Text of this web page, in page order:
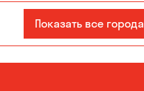
Авангард
Бабурка
Показать все города